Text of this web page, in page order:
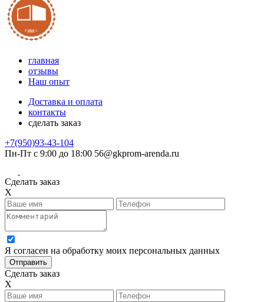
главная
отзывы
Наш опыт
Доставка и оплата
контакты
сделать заказ
+7(950)93-43-104
Пн-Пт с 9:00 до 18:00 56@gkprom-arenda.ru
Сделать заказ
X
Я согласен на обработку моих персональных данных
Сделать заказ
X